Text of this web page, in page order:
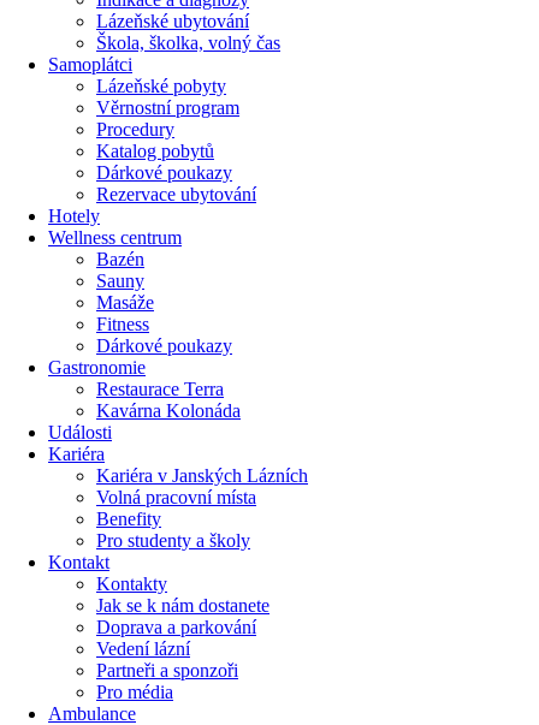
Lázeňské ubytování
Škola, školka, volný čas
Samoplátci
Lázeňské pobyty
Věrnostní program
Procedury
Katalog pobytů
Dárkové poukazy​
Rezervace ubytování
Hotely
Wellness centrum
Bazén
Sauny
Masáže
Fitness
Dárkové poukazy​
Gastronomie
Restaurace Terra
Kavárna Kolonáda
Události
Kariéra
Kariéra v Janských Lázních
Volná pracovní místa
Benefity
Pro studenty a školy
Kontakt
Kontakty
Jak se k nám dostanete
Doprava a parkování
Vedení lázní
Partneři a sponzoři
Pro média
Ambulance